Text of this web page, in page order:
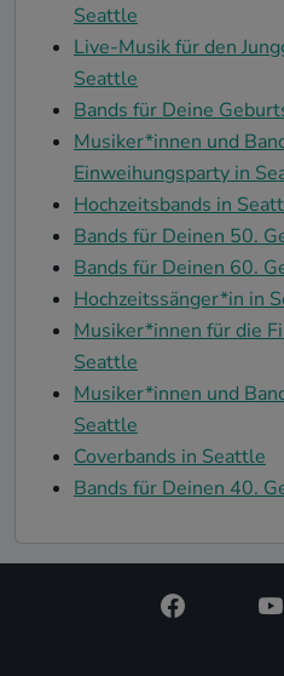
Seattle
Live-Musik für den
Seattle
Bands für Deine
Musiker*innen und
Einweihungsparty in
Hochzeitsbands in
Bands für Deinen 50.
Bands für Deinen 60.
Hochzeitssänger*in in
Musiker*innen für die
Seattle
Musiker*innen und
Seattle
Coverbands in Seattle
Bands für Deinen 40.